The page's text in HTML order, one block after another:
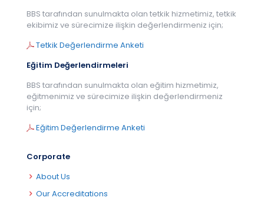
BBS tarafından sunulmakta olan tetkik hizmetimiz, tetkik
ekibimiz ve sürecimize ilişkin değerlendirmeniz için;
Tetkik Değerlendirme Anketi
Eğitim Değerlendirmeleri
BBS tarafından sunulmakta olan eğitim hizmetimiz,
eğitmenimiz ve sürecimize ilişkin değerlendirmeniz
için;
Eğitim Değerlendirme Anketi
Corporate
About Us
Our Accreditations